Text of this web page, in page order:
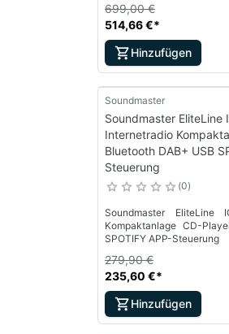
514,66 €*
699,00 €
Hinzufügen
Soundmaster
Soundmaster EliteLine
Internetradio
Bluetooth DAB+ USB
Steuerung
0
Soundmaster EliteLine
Kompaktanlage CD-
SPOTIFY APP-Steuerung
235,60 €*
279,90 €
Hinzufügen